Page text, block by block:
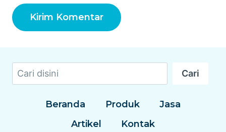
Cari
Beranda Produk
Jasa
Artikel
Kontak